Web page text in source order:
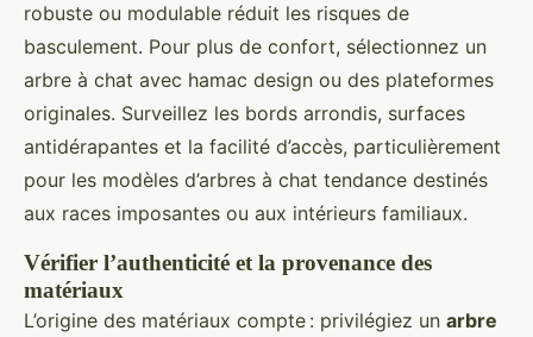
robuste ou modulable réduit les risques de
basculement. Pour plus de confort, sélectionnez un
arbre à chat avec hamac design ou des plateformes
originales. Surveillez les bords arrondis, surfaces
antidérapantes et la facilité d’accès, particulièrement
pour les modèles d’arbres à chat tendance destinés
aux races imposantes ou aux intérieurs familiaux.
Vérifier l’authenticité et la provenance des
matériaux
L’origine des matériaux compte : privilégiez un arbre